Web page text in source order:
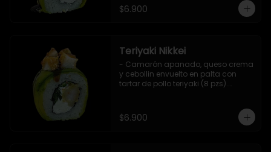
$6.900
Teriyaki Nikkei
- Camarón apanado, queso crema
y cebollin envuelto en palta con
tartar de pollo teriyaki (8 pzs).
$6.900